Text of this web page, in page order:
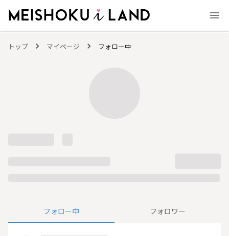
トップ マイページ フォロー中
フォロー中 フォロワー